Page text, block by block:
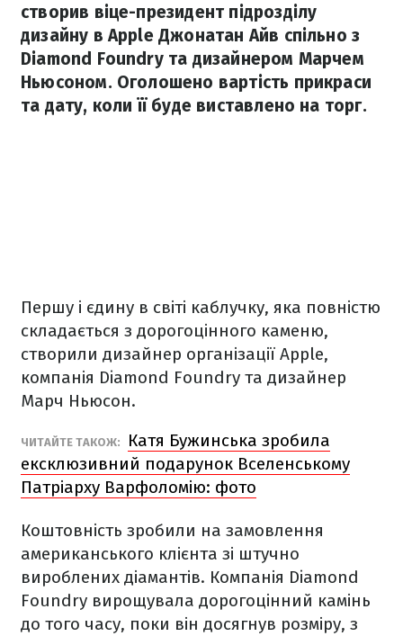
створив віце-президент підрозділу
дизайну в Apple Джонатан Айв спільно з
Diamond Foundry та дизайнером Марчем
Ньюсоном. Оголошено вартість прикраси
та дату, коли її буде виставлено на торг.
Першу і єдину в світі каблучку, яка повністю
складається з дорогоцінного каменю,
створили дизайнер організації Apple,
компанія Diamond Foundry та дизайнер
Марч Ньюсон.
ЧИТАЙТЕ ТАКОЖ:
Катя Бужинська зробила
ексклюзивний подарунок Вселенському
Патріарху Варфоломію: фото
Коштовність зробили на замовлення
американського клієнта зі штучно
вироблених діамантів. Компанія Diamond
Foundry вирощувала дорогоцінний камінь
до того часу, поки він досягнув розміру, з